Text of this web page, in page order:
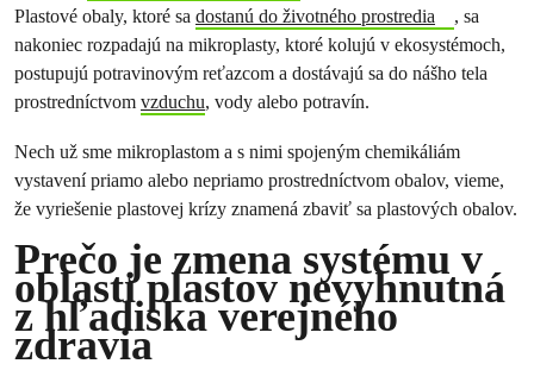
Plastové obaly, ktoré sa dostanú do životného prostredia
, sa
nakoniec rozpadajú na mikroplasty, ktoré kolujú v ekosystémoch,
postupujú potravinovým reťazcom a dostávajú sa do nášho tela
prostredníctvom vzduchu, vody alebo potravín.
Nech už sme mikroplastom a s nimi spojeným chemikáliám
vystavení priamo alebo nepriamo prostredníctvom obalov, vieme,
že vyriešenie plastovej krízy znamená zbaviť sa plastových obalov.
Prečo je zmena systému v
oblasti plastov nevyhnutná
z hľadiska verejného
zdravia